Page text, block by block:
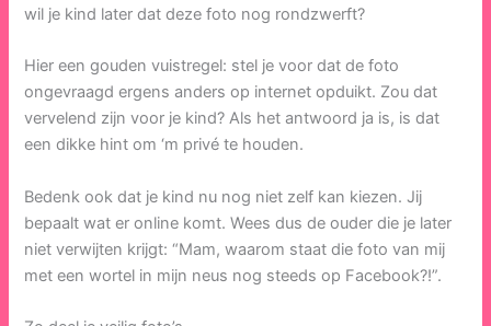
wil je kind later dat deze foto nog rondzwerft?
Hier een gouden vuistregel: stel je voor dat de foto
ongevraagd ergens anders op internet opduikt. Zou dat
vervelend zijn voor je kind? Als het antwoord ja is, is dat
een dikke hint om ‘m privé te houden.
Bedenk ook dat je kind nu nog niet zelf kan kiezen. Jij
bepaalt wat er online komt. Wees dus de ouder die je later
niet verwijten krijgt: “Mam, waarom staat die foto van mij
met een wortel in mijn neus nog steeds op Facebook?!”.